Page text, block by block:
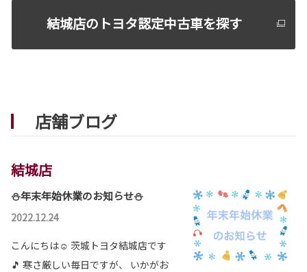
詳しくはこちら
2026-06-03
アルファード 一部改良
アルファードが一部改良となりました。
結城店のトヨタ認定中古車を探す
店舗ブログ
結城店
⛄年末年始休業のお知らせ⛄
2022.12.24
こんにちは☺ 茨城トヨタ結城店です
🎵 寒さ厳しい毎日ですが、 いかがお